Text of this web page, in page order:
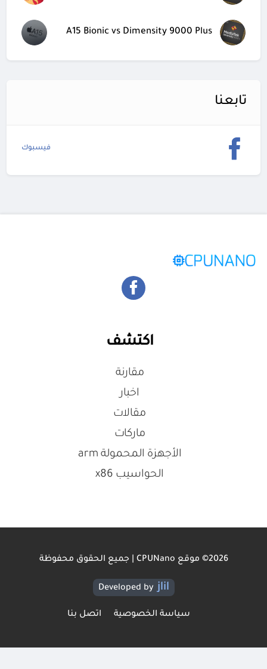
A15 Bionic vs Dimensity 9000 Plus
تابعنا
فيسبوك
اكتشف
مقارنة
اخبار
مقالات
ماركات
الأجهزة المحمولة arm
الحواسيب x86
2026© موقع CPUNano | جميع الحقوق محفوظة
Developed by jlil
سياسة الخصوصية اتصل بنا